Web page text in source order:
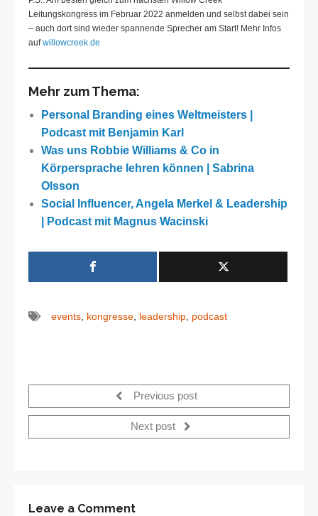
Leitungskongress im Februar 2022 anmelden und selbst dabei sein
– auch dort sind wieder spannende Sprecher am Start! Mehr Infos
aufwillowcreek.de
Mehr zum Thema:
Personal Branding eines Weltmeisters |
Podcast mit Benjamin Karl
Was uns Robbie Williams & Co in
Körpersprache lehren können | Sabrina
Olsson
Social Influencer, Angela Merkel & Leadership
| Podcast mit Magnus Wacinski
events kongresse leadership podcast
Previous post
Next post
Leave a Comment